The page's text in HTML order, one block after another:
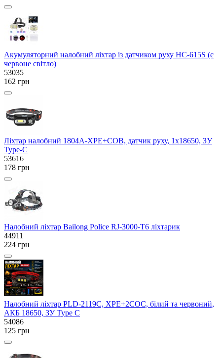
Акумуляторний налобний ліхтар із датчиком руху HC-615S (є
червоне світло)
53035
162 грн
Ліхтар налобний 1804A-XPE+COB, датчик руху, 1x18650, ЗУ
Type-C
53616
178 грн
Налобний ліхтар Bailong Police RJ-3000-T6 ліхтарик
44911
224 грн
Налобний ліхтар PLD-2119C, XPE+2COC, білий та червоний,
АКБ 18650, ЗУ Type C
54086
125 грн